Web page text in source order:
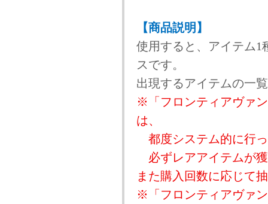
【商品説明】
使用すると、アイテム1
スです。
出現するアイテムの一
※「フロンティアヴァ
は、
都度システム的に行
必ずレアアイテムが
また購入回数に応じて
※「フロンティアヴァ